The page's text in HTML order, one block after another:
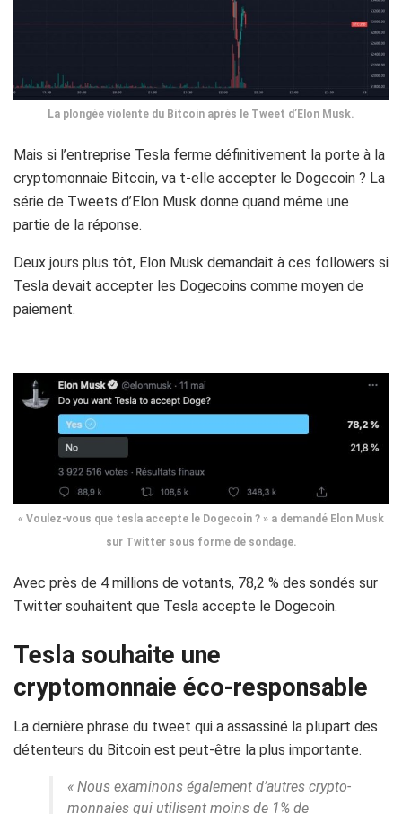
La plongée violente du Bitcoin après le Tweet d’Elon Musk.
Mais si l’entreprise Tesla ferme définitivement la porte à la
cryptomonnaie Bitcoin, va t-elle accepter le Dogecoin ? La
série de Tweets d’Elon Musk donne quand même une
partie de la réponse.
Deux jours plus tôt, Elon Musk demandait à ces followers si
Tesla devait accepter les Dogecoins comme moyen de
paiement.
« Voulez-vous que tesla accepte le Dogecoin ? » a demandé Elon Musk
sur Twitter sous forme de sondage.
Avec près de 4 millions de votants, 78,2 % des sondés sur
Twitter souhaitent que Tesla accepte le Dogecoin.
Tesla souhaite une
cryptomonnaie éco-responsable
La dernière phrase du tweet qui a assassiné la plupart des
détenteurs du Bitcoin est peut-être la plus importante.
« Nous examinons également d’autres crypto-
monnaies qui utilisent moins de 1% de